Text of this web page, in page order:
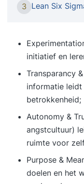
oplevert en wat
vaardigheden
Owner of Product Manager!
mechanismen
en programma’s te
opleiding leidt
Managers op om
grote
te vervullen. Je
van SAFe®
kunt krijgen op
3 Lean Six
initiatief en
Transparancy
informatie
betrokkenheid;
Autonomy &
angstcultuur)
ruimte voor
Purpose &
doelen en het